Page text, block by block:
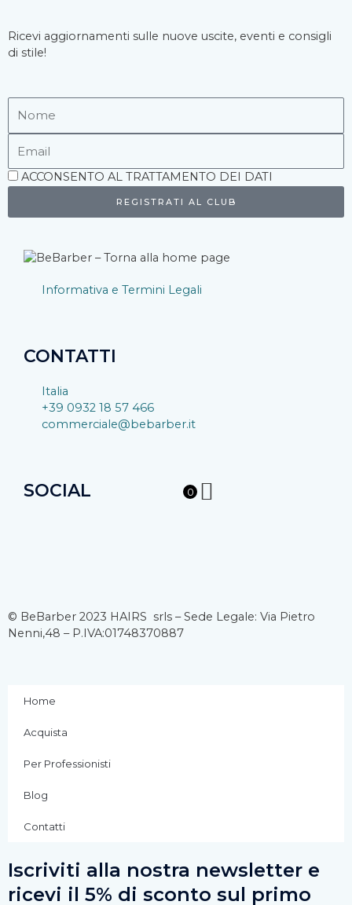
Ricevi aggiornamenti sulle nuove uscite, eventi e consigli
di stile!
Accettazione
ACCONSENTO AL TRATTAMENTO DEI DATI
REGISTRATI AL CLUB
Informativa e Termini Legali
CONTATTI
Italia
+39 0932 18 57 466
commerciale@bebarber.it
SOCIAL
c
e
b
o
o
k
-
f
s
t
r
m
u
t
0
© BeBarber 2023 HAIRS srls – Sede Legale: Via Pietro
Nenni,48 – P.IVA:01748370887
Home
Acquista
Per Professionisti
Blog
Contatti
Iscriviti alla nostra newsletter e
ricevi il 5% di sconto sul primo